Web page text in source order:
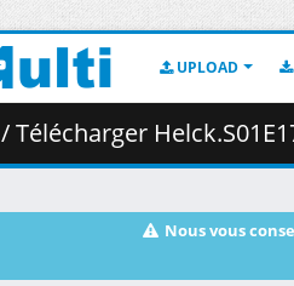
UPLOAD
/ Télécharger
Nous vous